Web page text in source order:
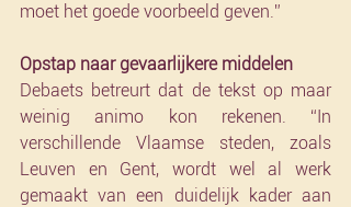
moet het goede voorbeeld geven.”
Opstap naar gevaarlijkere middelen
Debaets betreurt dat de tekst op maar
weinig animo kon rekenen. “In
verschillende Vlaamse steden, zoals
Leuven en Gent, wordt wel al werk
gemaakt van een duidelijk kader aan